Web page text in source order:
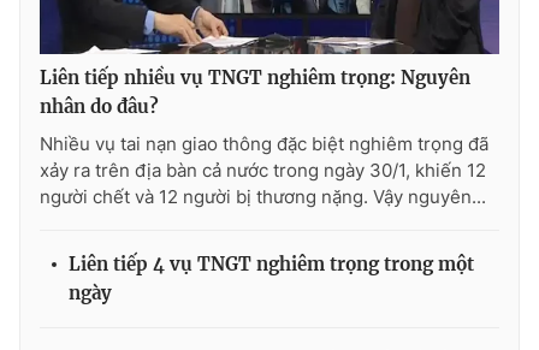
Liên tiếp nhiều vụ TNGT nghiêm trọng: Nguyên
nhân do đâu?
Nhiều vụ tai nạn giao thông đặc biệt nghiêm trọng đã
xảy ra trên địa bàn cả nước trong ngày 30/1, khiến 12
người chết và 12 người bị thương nặng. Vậy nguyên...
Liên tiếp 4 vụ TNGT nghiêm trọng trong một
ngày